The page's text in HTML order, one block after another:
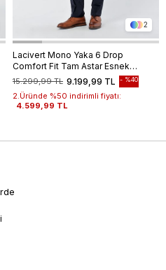
2
Lacivert Mono Yaka 6 Drop
Comfort Fit Tam Astar Esnek
Takım Elbise 1001240010
9.199,99 TL
15.299,99 TL %40
2.Üründe %50 indirimli fiyatı:
4.599,99 TL